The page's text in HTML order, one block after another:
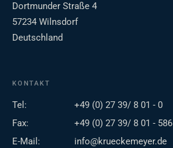
Dortmunder Straße 4
57234 Wilnsdorf
Deutschland
KONTAKT
Tel:
+49 (0) 27 39/ 8 01 - 0
Fax:
+49 (0) 27 39/ 8 01 - 586
E-Mail:
info@krueckemeyer.de